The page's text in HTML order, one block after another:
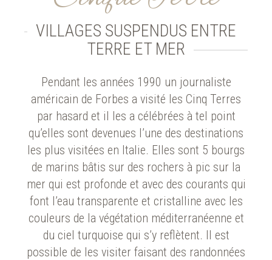
VILLAGES SUSPENDUS ENTRE
TERRE ET MER
Pendant les années 1990 un journaliste
américain de Forbes a visité les Cinq Terres
par hasard et il les a célébrées à tel point
qu’elles sont devenues l’une des destinations
les plus visitées en Italie. Elles sont 5 bourgs
de marins bâtis sur des rochers à pic sur la
mer qui est profonde et avec des courants qui
font l’eau transparente et cristalline avec les
couleurs de la végétation méditerranéenne et
du ciel turquoise qui s’y reflètent. Il est
possible de les visiter faisant des randonnées